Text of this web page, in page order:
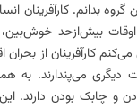
بدانم. کارآفرینان
بیش‌ازحد خوش‌بین،
کارآفرینان از بحران
دیگری می‌پندارند.
و چابک بودن دارند.